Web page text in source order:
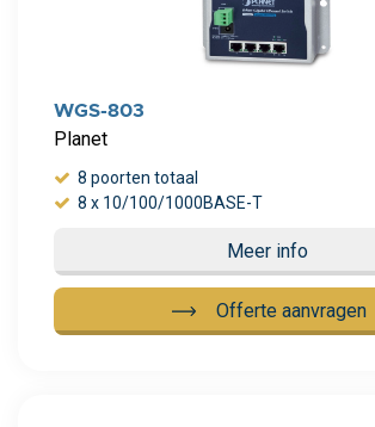
WGS-803
Planet
8 poorten totaal
8 x 10/100/1000BASE-T
Meer info
Offerte aanvragen